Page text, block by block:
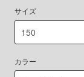
サイズ
カラー